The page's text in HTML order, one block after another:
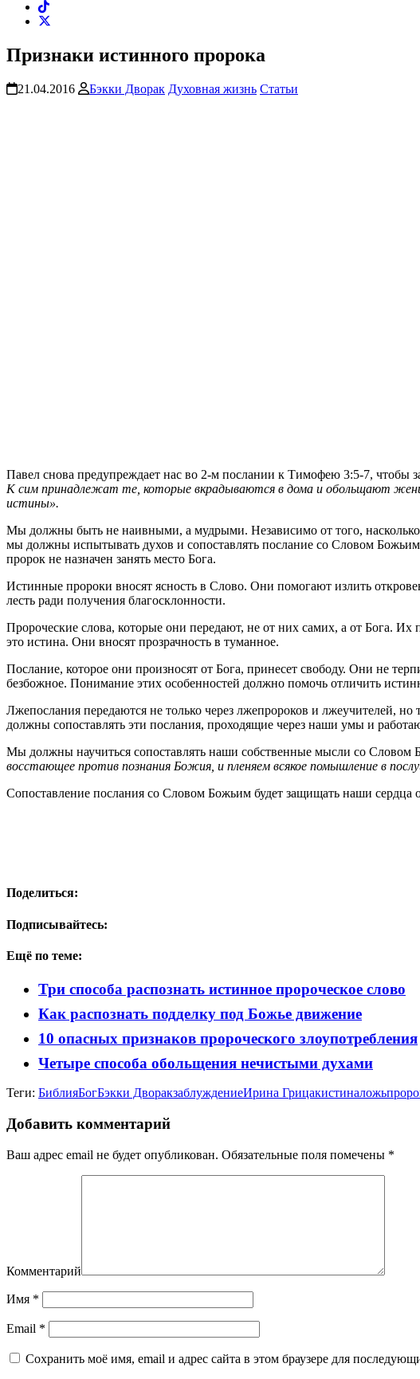
Признаки истинного пророка
21.04.2016 Бэкки Дворак Духовная жизнь Статьи
Павел снова предупреждает нас во 2-м послании к Тимофею 3:5-7, чтобы
К сим принадлежат те, которые вкрадываются в дома и обольщают
истины».
Мы должны быть не наивными, а мудрыми. Независимо от того,
мы должны испытывать духов и сопоставлять послание со Словом
пророк не назначен занять место Бога.
Истинные пророки вносят ясность в Слово. Они помогают излить
лесть ради получения благосклонности.
Пророческие слова, которые они передают, не от них самих, а от Бога.
это истина. Они вносят прозрачность в туманное.
Послание, которое они произносят от Бога, принесет свободу. Они не
безбожное. Понимание этих особенностей должно помочь отличить
Лжепослания передаются не только через лжепророков и
должны сопоставлять эти послания, проходящие через наши умы и
Мы должны научиться сопоставлять наши собственные мысли со Словом
восстающее против познания Божия, и пленяем всякое помышление в
Сопоставление послания со Словом Божьим будет защищать наши
Поделиться:
Подписывайтесь:
Ещё по теме:
Три способа распознать истинное пророческое слово
Как распознать подделку под Божье движение
10 опасных признаков пророческого злоупотребления
Четыре способа обольщения нечистыми духами
Теги: БиблияБогБэкки ДворакзаблуждениеИрина Грицакистиналожь
Добавить комментарий
Ваш адрес email не будет опубликован. Обязательные поля помечены *
Комментарий
Имя *
Email *
Сохранить моё имя, email и адрес сайта в этом браузере для